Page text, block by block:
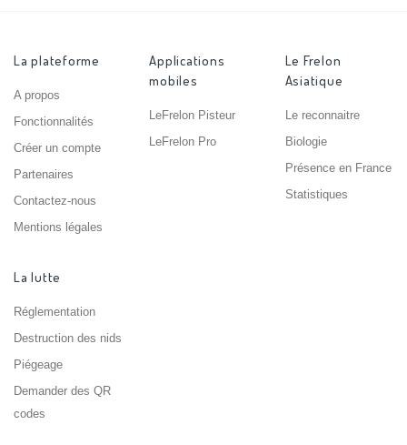
La plateforme
A propos
Fonctionnalités
Créer un compte
Partenaires
Contactez-nous
Mentions légales
Applications
mobiles
LeFrelon Pisteur
LeFrelon Pro
Le Frelon
Asiatique
Le reconnaitre
Biologie
Présence en France
Statistiques
La lutte
Réglementation
Destruction des nids
Piégeage
Demander des QR
codes